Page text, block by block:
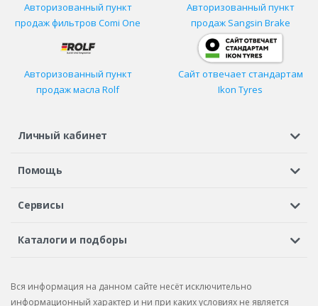
Авторизованный пункт
продаж фильтров Comi One
Авторизованный пункт
продаж Sangsin Brake
Авторизованный пункт
продаж масла Rolf
Сайт отвечает стандартам
Ikon Tyres
Личный кабинет
Регистрация или вход
Помощь
Шины в кредит
Сервисы
Автосервисы
Бонусная программа
Рекламации по услугам
Каталоги и подборы
Подбор запчастей
Вся информация на данном сайте несёт исключительно
информационный характер и ни при каких условиях не является